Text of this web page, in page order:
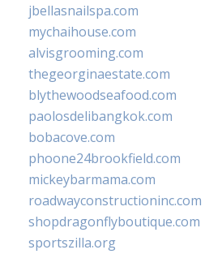
jbellasnailspa.com
mychaihouse.com
alvisgrooming.com
thegeorginaestate.com
blythewoodseafood.com
paolosdelibangkok.com
bobacove.com
phoone24brookfield.com
mickeybarmama.com
roadwayconstructioninc.com
shopdragonflyboutique.com
sportszilla.org